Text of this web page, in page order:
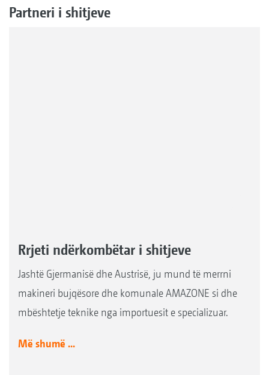
Partneri i shitjeve
Rrjeti ndërkombëtar i shitjeve
Jashtë Gjermanisë dhe Austrisë, ju mund të merrni
makineri bujqësore dhe komunale AMAZONE si dhe
mbështetje teknike nga importuesit e specializuar.
Më shumë ...